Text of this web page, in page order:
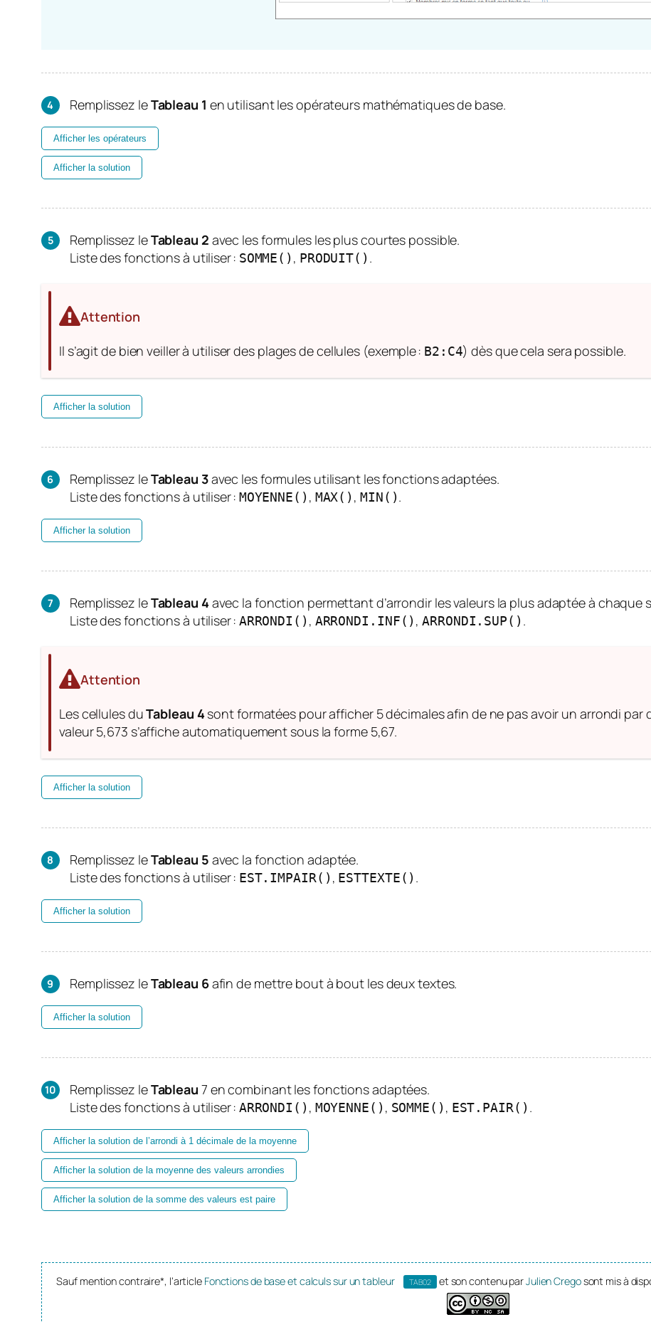
Remplissez leTableau 1 en utilisant les opérateurs mathématiques de base.
Afficher les opérateurs
Afficher la solution
Remplissez leTableau 2 avec les formules les plus courtes possible.
Liste des fonctions à utiliser : SOMME() , PRODUIT() .
Attention
Il s’agit de bien veiller à utiliser des plages de cellules (exemple : B2:C4) dès que cela sera possible.
Afficher la solution
Remplissez leTableau 3avec les formules utilisant les fonctions adaptées.
Liste des fonctions à utiliser : MOYENNE() , MAX() , MIN().
Afficher la solution
Remplissez leTableau 4 avec la fonction permettant d’arrondir les valeurs la plus adaptée à chaque
Liste des fonctions à utiliser : ARRONDI() , ARRONDI.INF() ,ARRONDI.SUP() .
Attention
Les cellules duTableau 4 sont formatées pour afficher 5 décimales afin de ne pas avoir un arrondi par
valeur 5,673 s’affiche automatiquement sous la forme 5,67.
Afficher la solution
Remplissez leTableau 5 avec la fonction adaptée.
Liste des fonctions à utiliser : EST.IMPAIR() , ESTTEXTE() .
Afficher la solution
Remplissez leTableau 6afin de mettre bout à bout les deux textes.
Afficher la solution
Remplissez leTableau 7 en combinant les fonctions adaptées.
Liste des fonctions à utiliser : ARRONDI() , MOYENNE() , SOMME() , EST.PAIR() .
Afficher la solution de l’arrondi à 1 décimale de la moyenne
Afficher la solution de la moyenne des valeurs arrondies
Afficher la solution de la somme des valeurs est paire
Sauf mention contraire*, l’article Fonctions de base et calculs sur un tableur TAB02 et son contenu parJulien Cregosont mis à